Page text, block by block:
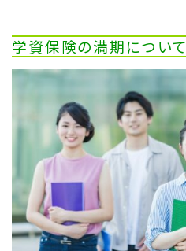
学資保険の満期について